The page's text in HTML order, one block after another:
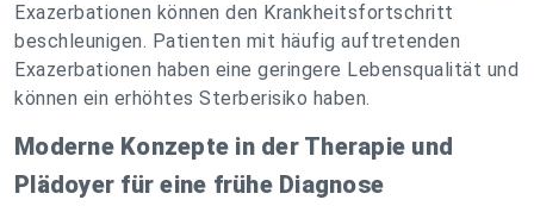
Exazerbationen können den Krankheitsfortschritt
beschleunigen. Patienten mit häufig auftretenden
Exazerbationen haben eine geringere Lebensqualität und
können ein erhöhtes Sterberisiko haben.
Moderne Konzepte in der Therapie und
Plädoyer für eine frühe Diagnose